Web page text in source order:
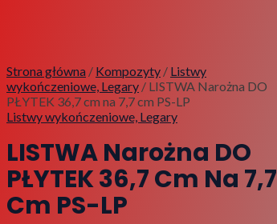
Strona główna / Kompozyty / Listwy
wykończeniowe, Legary / LISTWA Narożna DO
PŁYTEK 36,7 cm na 7,7 cm PS-LP
Listwy wykończeniowe, Legary
LISTWA Narożna DO
PŁYTEK 36,7 Cm Na 7,7
Cm PS-LP